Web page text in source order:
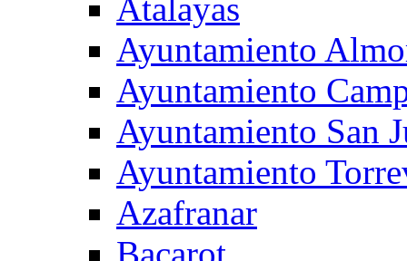
Atalayas
Ayuntamiento
Ayuntamiento
Ayuntamiento San
Ayuntamiento
Azafranar
Bacarot